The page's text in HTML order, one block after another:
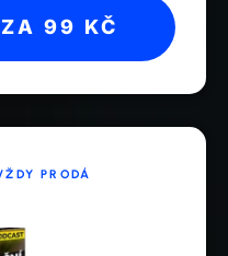
99 KČ
PRODÁ